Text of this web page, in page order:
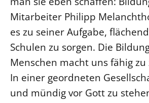
Mitarbeiter Philipp
es zu seiner Aufgabe,
Schulen zu sorgen. Die
Menschen macht uns fähig zu
In einer geordneten
und mündig vor Gott zu
MITARBEIT
Ehrenamt
Beruf
Freie Stellen